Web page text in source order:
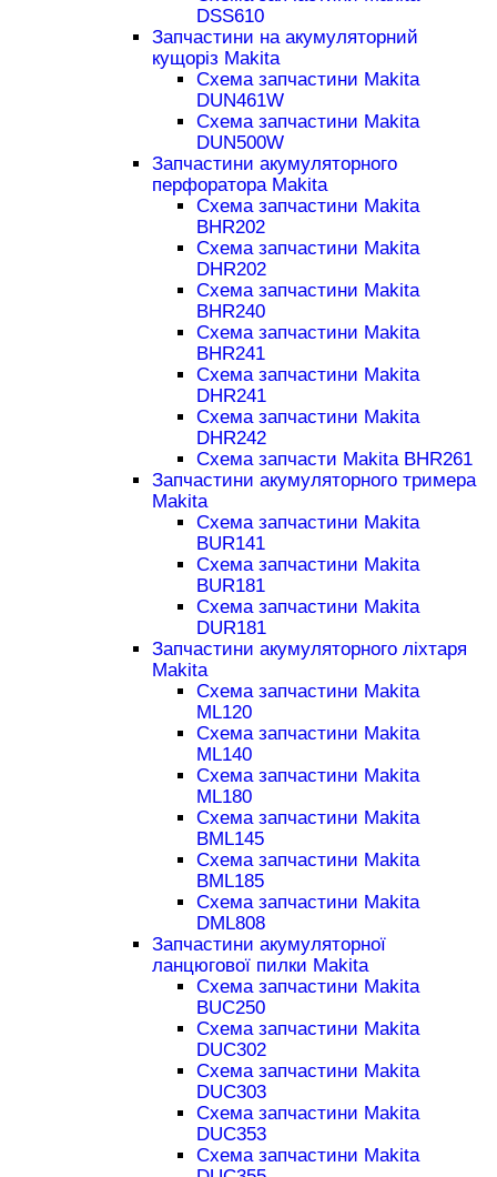
DSS610
Запчастини на акумуляторний
кущоріз Makita
Схема запчастини Makita
DUN461W
Схема запчастини Makita
DUN500W
Запчастини акумуляторного
перфоратора Makita
Схема запчастини Makita
BHR202
Схема запчастини Makita
DHR202
Схема запчастини Makita
BHR240
Схема запчастини Makita
BHR241
Схема запчастини Makita
DHR241
Схема запчастини Makita
DHR242
Схема запчасти Makita BHR261
Запчастини акумуляторного тримера
Makita
Схема запчастини Makita
BUR141
Схема запчастини Makita
BUR181
Схема запчастини Makita
DUR181
Запчастини акумуляторного ліхтаря
Makita
Схема запчастини Makita
ML120
Схема запчастини Makita
ML140
Схема запчастини Makita
ML180
Схема запчастини Makita
BML145
Схема запчастини Makita
BML185
Схема запчастини Makita
DML808
Запчастини акумуляторної
ланцюгової пилки Makita
Схема запчастини Makita
BUC250
Схема запчастини Makita
DUC302
Схема запчастини Makita
DUC303
Схема запчастини Makita
DUC353
Схема запчастини Makita